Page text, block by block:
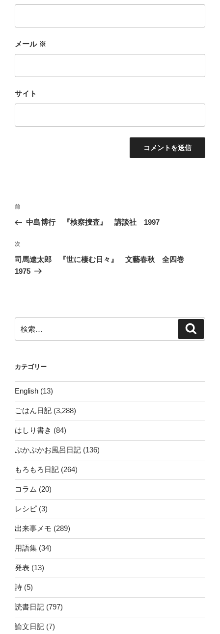
メール ※
サイト
投
ナ
ビ
ゲ
ー
前
の
稿
前
中島博行 『検察捜査』 講談社 1997
次
の
投
次
司馬遼太郎 『世に棲む日々』 文藝春秋 全四巻
1975
索:
カテゴリー
English (13)
ごはん日記 (3,288)
はしり書き (84)
ぷかぷかお風呂日記 (136)
もろもろ日記 (264)
コラム (20)
レシピ (3)
出来事メモ (289)
用語集 (34)
発表 (13)
詩 (5)
読書日記 (797)
論文日記 (7)